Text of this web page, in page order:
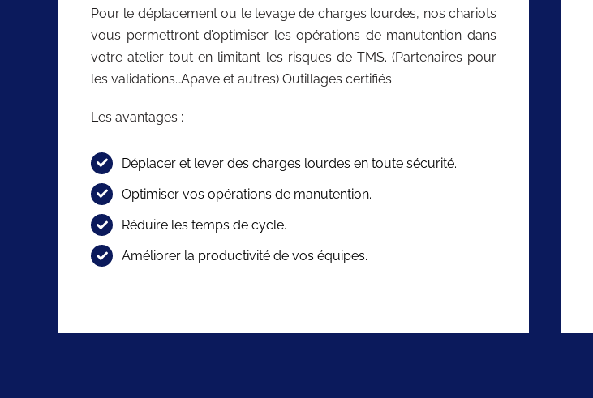
Pour le déplacement ou le levage de charges lourdes, nos chariots
vous permettront d’optimiser les opérations de manutention dans
votre atelier tout en limitant les risques de TMS. (Partenaires pour
les validations…Apave et autres) Outillages certifiés.
Les avantages :
Déplacer et lever des charges lourdes en toute sécurité.
Optimiser vos opérations de manutention.
Réduire les temps de cycle.
Améliorer la productivité de vos équipes.